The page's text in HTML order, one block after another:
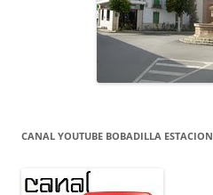
CANAL YOUTUBE BOBADILLA ESTACION